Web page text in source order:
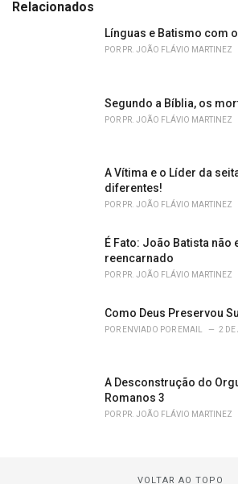
e
Relacionados
Línguas e Batismo com
POR PR. JOÃO FLÁVIO MARTINEZ
Segundo a Bíblia, os
POR PR. JOÃO FLÁVIO MARTINEZ
A Vítima e o Líder da
diferentes!
POR PR. JOÃO FLÁVIO MARTINEZ
É Fato: João Batista não
reencarnado
POR PR. JOÃO FLÁVIO MARTINEZ
Como Deus Preservou
POR ENVIADO POR EMAIL 2 DE
A Desconstrução do
Romanos 3
POR PR. JOÃO FLÁVIO MARTINEZ
VOLTAR AO TOPO